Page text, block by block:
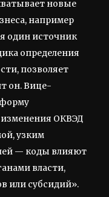
новые
например
один источник
определения
позволяет
он. Вице-
ОКВЭД
узким
— коды влияют
власти,
или субсидий».